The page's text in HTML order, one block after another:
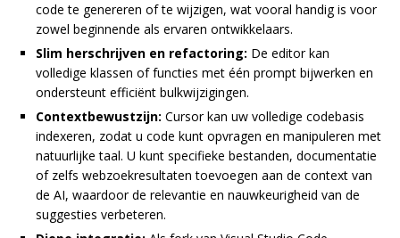
code te genereren of te wijzigen, wat vooral handig is voor
zowel beginnende als ervaren ontwikkelaars.
Slim herschrijven en refactoring: De editor kan
volledige klassen of functies met één prompt bijwerken en
ondersteunt efficiënt bulkwijzigingen.
Contextbewustzijn: Cursor kan uw volledige codebasis
indexeren, zodat u code kunt opvragen en manipuleren met
natuurlijke taal. U kunt specifieke bestanden, documentatie
of zelfs webzoekresultaten toevoegen aan de context van
de AI, waardoor de relevantie en nauwkeurigheid van de
suggesties verbeteren.